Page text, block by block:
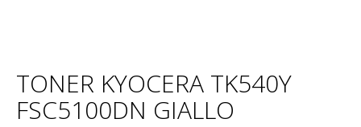
TONER KYOCERA TK540Y
FSC5100DN GIALLO